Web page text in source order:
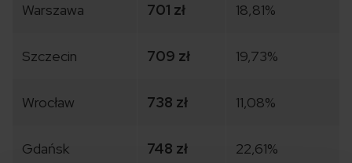
Warszawa 701 zł 18,81%
Szczecin 709 zł 19,73%
Wrocław 738 zł 11,08%
Gdańsk 748 zł 22,61%